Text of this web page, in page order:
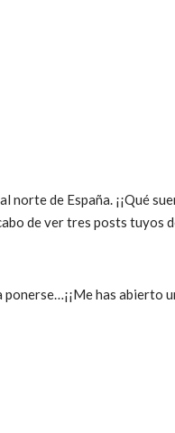
norte de España. ¡¡Qué
de ver tres posts tuyos
has abierto